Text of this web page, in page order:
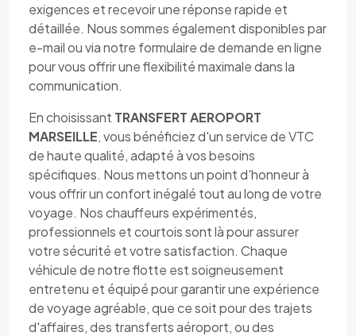
exigences et recevoir une réponse rapide et
détaillée. Nous sommes également disponibles par
e-mail ou via notre formulaire de demande en ligne
pour vous offrir une flexibilité maximale dans la
communication.
En choisissant TRANSFERT AEROPORT
MARSEILLE, vous bénéficiez d'un service de VTC
de haute qualité, adapté à vos besoins
spécifiques. Nous mettons un point d'honneur à
vous offrir un confort inégalé tout au long de votre
voyage. Nos chauffeurs expérimentés,
professionnels et courtois sont là pour assurer
votre sécurité et votre satisfaction. Chaque
véhicule de notre flotte est soigneusement
entretenu et équipé pour garantir une expérience
de voyage agréable, que ce soit pour des trajets
d'affaires, des transferts aéroport, ou des